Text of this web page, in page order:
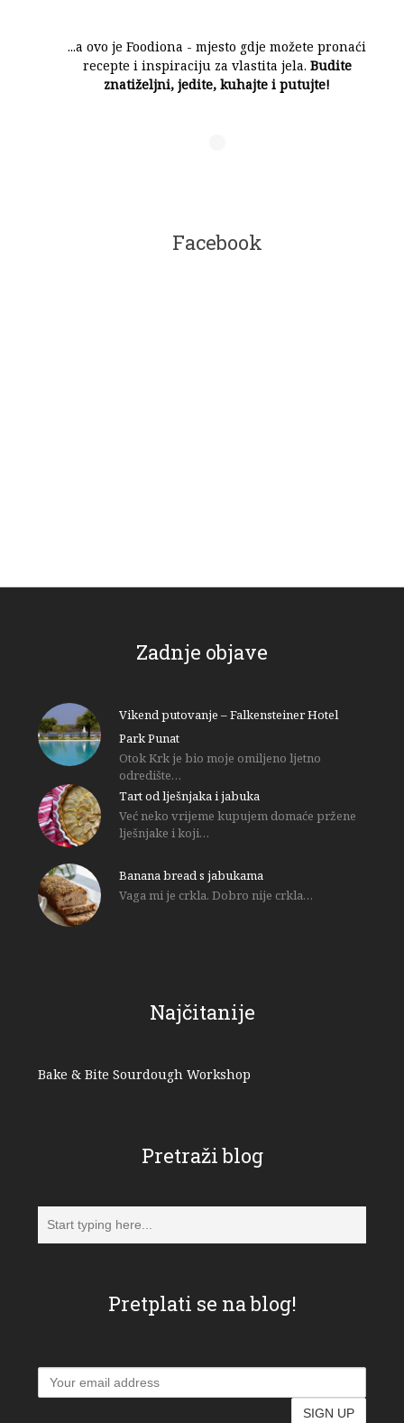
...a ovo je Foodiona - mjesto gdje možete pronaći
recepte i inspiraciju za vlastita jela. Budite
znatiželjni, jedite, kuhajte i putujte!
Facebook
Zadnje objave
Vikend putovanje – Falkensteiner Hotel
Park Punat
Otok Krk je bio moje omiljeno ljetno
odredište…
Tart od lješnjaka i jabuka
Već neko vrijeme kupujem domaće pržene
lješnjake i koji…
Banana bread s jabukama
Vaga mi je crkla. Dobro nije crkla…
Najčitanije
Bake & Bite Sourdough Workshop
Pretraži blog
Pretplati se na blog!